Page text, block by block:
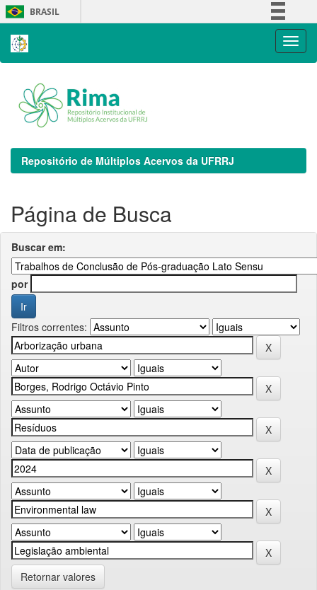
Skip
navigation
BRASIL
Repositório de Múltiplos Acervos da UFRRJ
Página de Busca
Buscar em:
por
Filtros correntes:
Retornar valores